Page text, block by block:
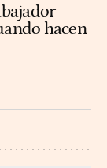
hacen